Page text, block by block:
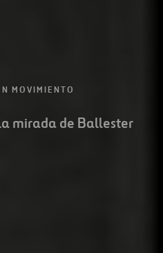
MOVIMIENTO
mirada de Ballester